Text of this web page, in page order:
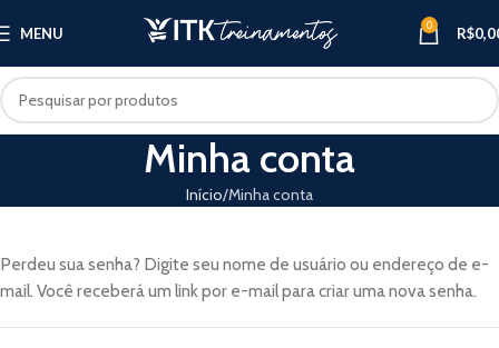
MENU 0 R$
Minha conta
Início Minha conta
Perdeu sua senha? Digite seu nome de usuário ou endereço de e-
mail. Você receberá um link por e-mail para criar uma nova senha.